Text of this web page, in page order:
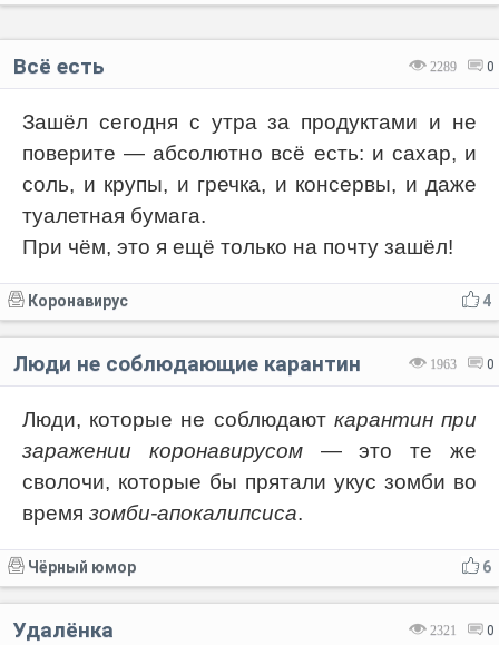
2289 0
Всё есть
Зашёл сегодня с утра за продуктами и не
поверите — абсолютно всё есть: и сахар, и
соль, и крупы, и гречка, и консервы, и даже
туалетная бумага.
При чём, это я ещё только на почту зашёл!
4
Коронавирус
1963 0
Люди не соблюдающие карантин
Люди, которые не соблюдают карантин при
заражении коронавирусом— это те же
сволочи, которые бы прятали укус зомби во
время зомби-апокалипсиса.
6
Чёрный юмор
2321 0
Удалёнка